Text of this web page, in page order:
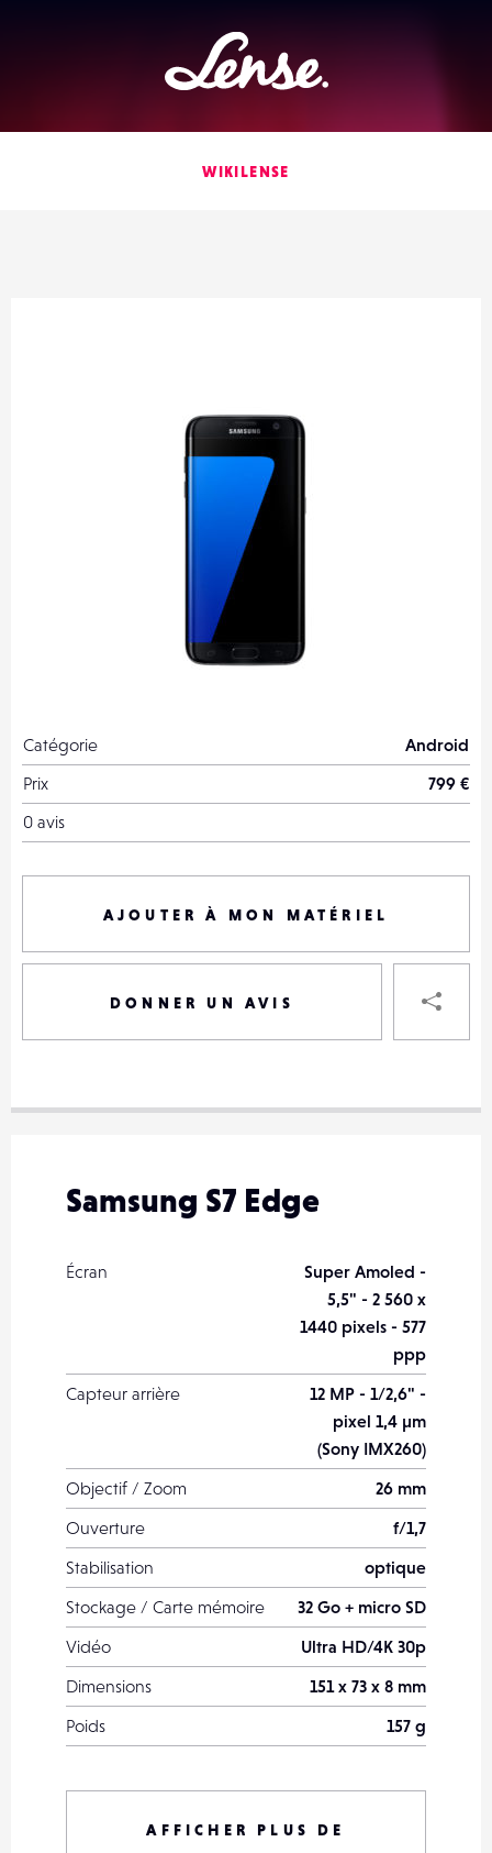
Lense
WIKILENSE
Catégorie
Android
Prix
799 €
0 avis
AJOUTER À MON MATÉRIEL
DONNER UN AVIS
VOTRE
EMAIL
Samsung S7 Edge
Écran
Super Amoled -
5,5" - 2 560 x
1440 pixels - 577
ppp
Capteur arrière
12 MP - 1/2,6" -
pixel 1,4 µm
(Sony IMX260)
Objectif / Zoom
26 mm
Ouverture
f/1,7
Stabilisation
optique
Stockage / Carte mémoire
32 Go + micro SD
Vidéo
Ultra HD/4K 30p
Dimensions
151 x 73 x 8 mm
Poids
157 g
AFFICHER PLUS DE